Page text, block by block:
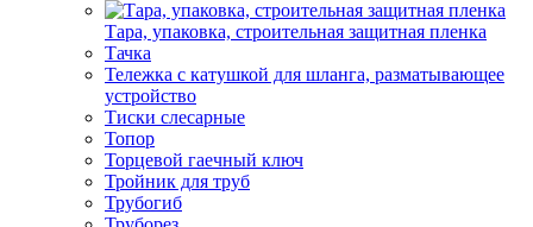
Тара, упаковка, строительная защитная пленка
Тачка
Тележка с катушкой для шланга, разматывающее
устройство
Тиски слесарные
Топор
Торцевой гаечный ключ
Тройник для труб
Трубогиб